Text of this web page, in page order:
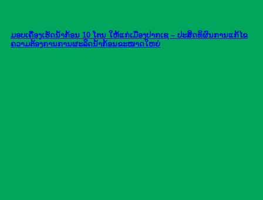
ມອບເຄື່ອງເຮັດນ້ຳກ້ອນ 10 ໂຕນ ໃຫ້ແກ່ເມືອງປາກເຊ – ປະສິດທິຜົນການແກ້ໄຂ
ຄວາມຕ້ອງການການຜະລິດນ້ຳກ້ອນຂະໜາດໃຫຍ່